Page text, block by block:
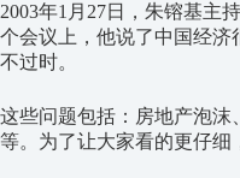
2003年1月27日，朱镕基主
个会议上，他说了中国经济
不过时。
这些问题包括：房地产泡沫
等。为了让大家看的更仔细